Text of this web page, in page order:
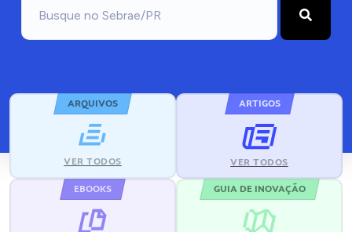
ARQUIVOS
VER TODOS
ARTIGOS
VER TODOS
EBOOKS GUIA DE INOVAÇÃO